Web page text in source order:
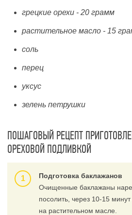
грецкие орехи - 20 грамм
растительное масло - 15
соль
перец
уксус
зелень петрушки
ПОШАГОВЫЙ РЕЦЕПТ
ОРЕХОВОЙ ПОДЛИВКОЙ
Подготовка баклажанов
Очищенные баклажаны
посолить, через 10-15
на растительном масле.